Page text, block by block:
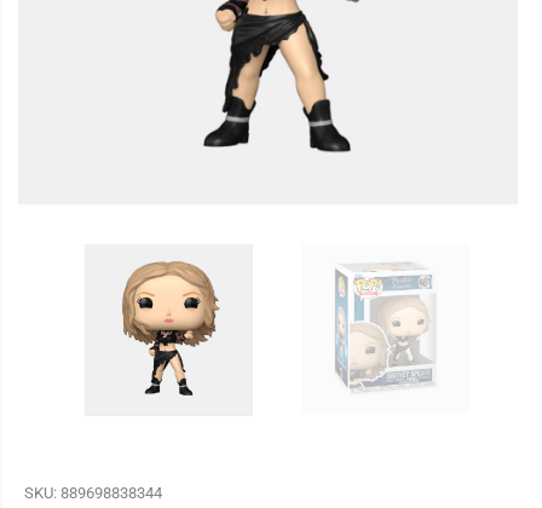
SKU: 889698838344